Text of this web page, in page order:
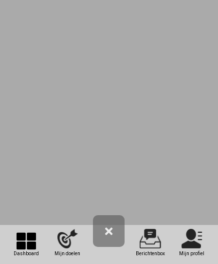
Dashboard Mijn doelen Berichtenbox Mijn profiel